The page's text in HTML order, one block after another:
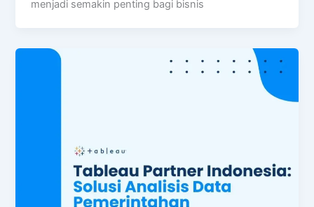
menjadi semakin penting bagi bisnis